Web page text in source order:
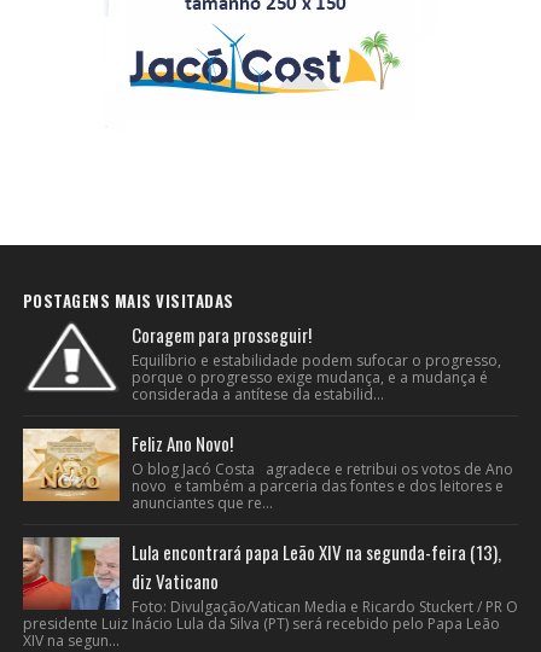
POSTAGENS MAIS VISITADAS
Coragem para prosseguir!
Equilíbrio e estabilidade podem sufocar o progresso,
porque o progresso exige mudança, e a mudança é
considerada a antítese da estabilid...
Feliz Ano Novo!
O blog Jacó Costa agradece e retribui os votos de Ano
novo e também a parceria das fontes e dos leitores e
anunciantes que re...
Lula encontrará papa Leão XIV na segunda-feira (13),
diz Vaticano
Foto: Divulgação/Vatican Media e Ricardo Stuckert / PR O
presidente Luiz Inácio Lula da Silva (PT) será recebido pelo Papa Leão
XIV na segun...